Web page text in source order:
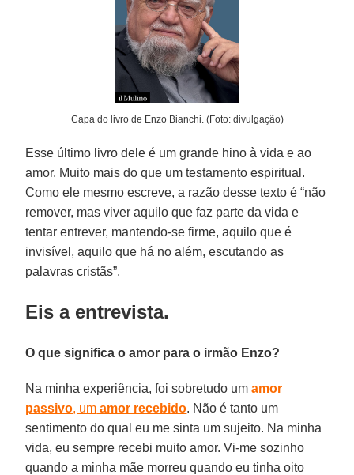
Capa do livro de Enzo Bianchi. (Foto: divulgação)
Esse último livro dele é um grande hino à vida e ao
amor. Muito mais do que um testamento espiritual.
Como ele mesmo escreve, a razão desse texto é “não
remover, mas viver aquilo que faz parte da vida e
tentar entrever, mantendo-se firme, aquilo que é
invisível, aquilo que há no além, escutando as
palavras cristãs”.
Eis a entrevista.
O que significa o amor para o irmão Enzo?
Na minha experiência, foi sobretudo um amor
passivo, um amor recebido. Não é tanto um
sentimento do qual eu me sinta um sujeito. Na minha
vida, eu sempre recebi muito amor. Vi-me sozinho
quando a minha mãe morreu quando eu tinha oito